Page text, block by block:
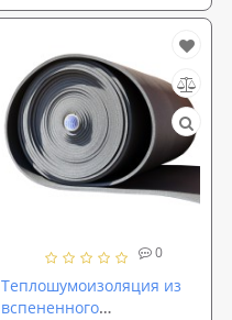
0
Теплошумоизоляция из
вспененного